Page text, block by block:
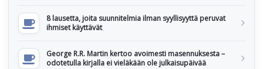
8 lausetta, joita suunnitelmia ilman syyllisyyttä peruvat
ihmiset käyttävät
George R.R. Martin kertoo avoimesti masennuksesta –
odotetulla kirjalla ei vieläkään ole julkaisupäivää